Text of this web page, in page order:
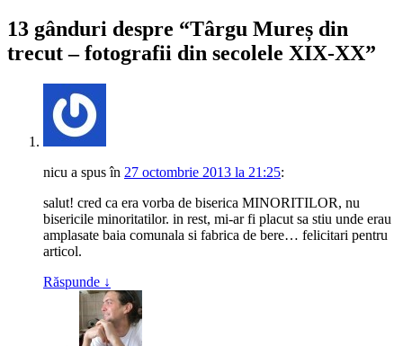
13 gânduri despre “Târgu Mureș din
trecut – fotografii din secolele XIX-XX”
nicu a spusîn 27 octombrie 2013 la 21:25:
salut! cred ca era vorba de biserica MINORITILOR, nu
bisericile minoritatilor. in rest, mi-ar fi placut sa stiu unde erau
amplasate baia comunala si fabrica de bere… felicitari pentru
articol.
Răspunde ↓